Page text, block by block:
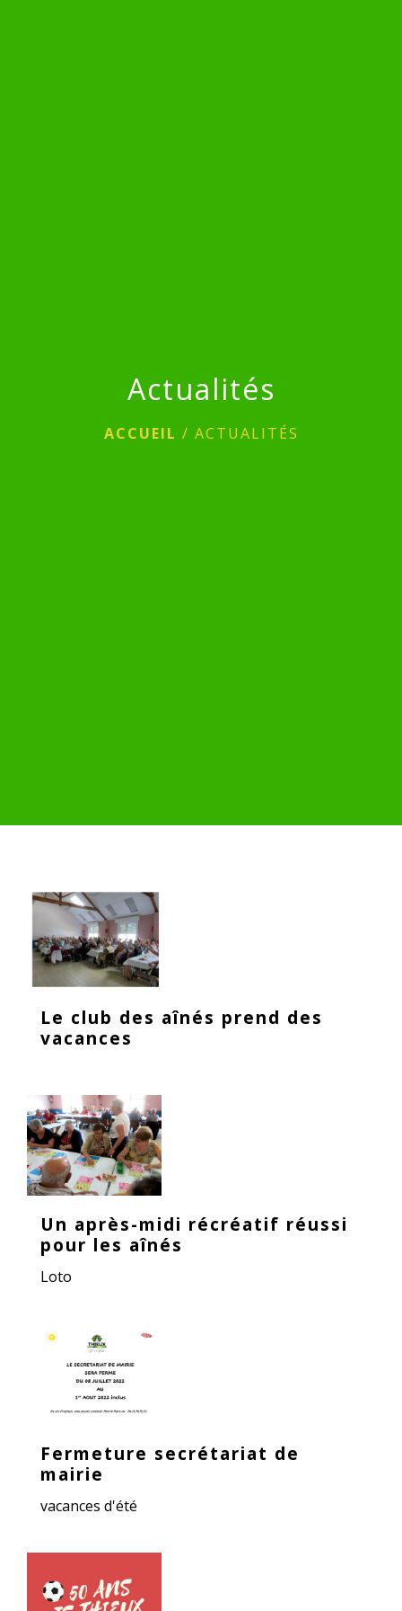
Actualités
ACCUEIL / ACTUALITÉS
Le club des aînés prend des
vacances
Un après-midi récréatif réussi
pour les aînés
Loto
Fermeture secrétariat de
mairie
vacances d'été